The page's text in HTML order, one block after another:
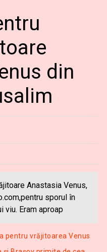
din
Anastasia Venus,
sporul în
viu. Eram aproap
pentru vrăjitoarea Venus